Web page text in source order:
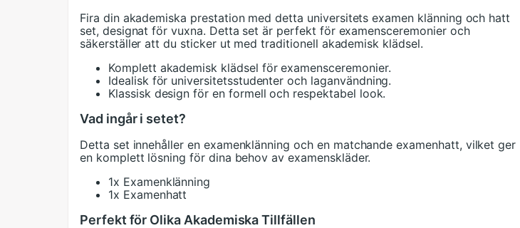
Fira din akademiska prestation med detta universitets examen klänning och hatt
set, designat för vuxna. Detta set är perfekt för examensceremonier och
säkerställer att du sticker ut med traditionell akademisk klädsel.
Komplett akademisk klädsel för examensceremonier.
Idealisk för universitetsstudenter och laganvändning.
Klassisk design för en formell och respektabel look.
Vad ingår i setet?
Detta set innehåller en examenklänning och en matchande examenhatt, vilket ger
en komplett lösning för dina behov av examenskläder.
1x Examenklänning
1x Examenhatt
Perfekt för Olika Akademiska Tillfällen